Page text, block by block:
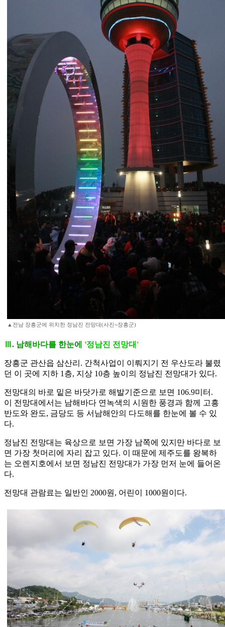
▲전남 장흥군에 위치한 정남진 전망대(사진=장흥군)
Ⅲ. 남해바다를 한눈에 '정남진 전망대'
장흥군 관산읍 삼산리. 간척사업이 이뤄지기 전 우산도라 불렸
던 이 곳에 지하 1층, 지상 10층 높이의 정남진 전망대가 있다.
전망대의 바로 밑은 바닷가로 해발기준으로 보면 106.9미터.
이 전망대에서는 남해바다 연녹색의 시원한 풍경과 함께 고흥
반도와 완도, 금당도 등 서남해안의 다도해를 한눈에 볼 수 있
다.
정남진 전망대는 육상으로 보면 가장 남쪽에 있지만 바다로 보
면 가장 첫머리에 자리 잡고 있다. 이 때문에 제주도를 왕복하
는 오렌지호에서 보면 정남진 전망대가 가장 먼저 눈에 들어온
다.
전망대 관람료는 일반인 2000원, 어린이 1000원이다.